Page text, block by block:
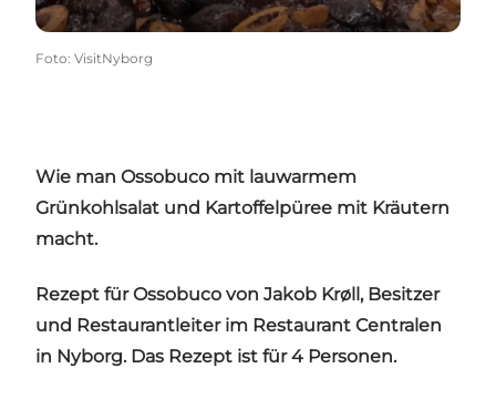
Foto: VisitNyborg
Wie man Ossobuco mit lauwarmem
Grünkohlsalat und Kartoffelpüree mit Kräutern
macht.
Rezept für Ossobuco von Jakob Krøll, Besitzer
und Restaurantleiter im Restaurant Centralen
in Nyborg. Das Rezept ist für 4 Personen.